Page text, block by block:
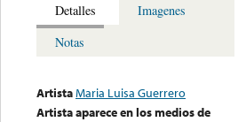
Detalles
Imagenes
Notas
ArtistaMaria Luisa Guerrero
Artista aparece en los medios de